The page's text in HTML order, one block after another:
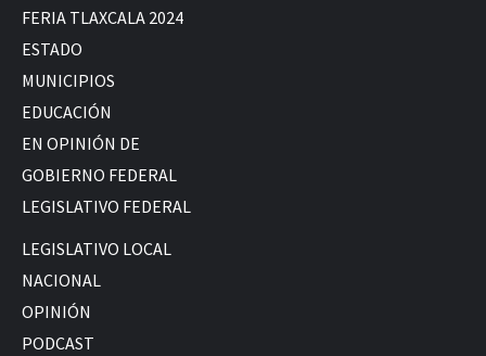
FERIA TLAXCALA 2024
ESTADO
MUNICIPIOS
EDUCACIÓN
EN OPINIÓN DE
GOBIERNO FEDERAL
LEGISLATIVO FEDERAL
LEGISLATIVO LOCAL
NACIONAL
OPINIÓN
PODCAST